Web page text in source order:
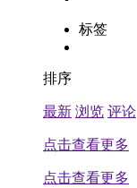
标签
排序
最新 浏览 评论
点击查看更多
点击查看更多